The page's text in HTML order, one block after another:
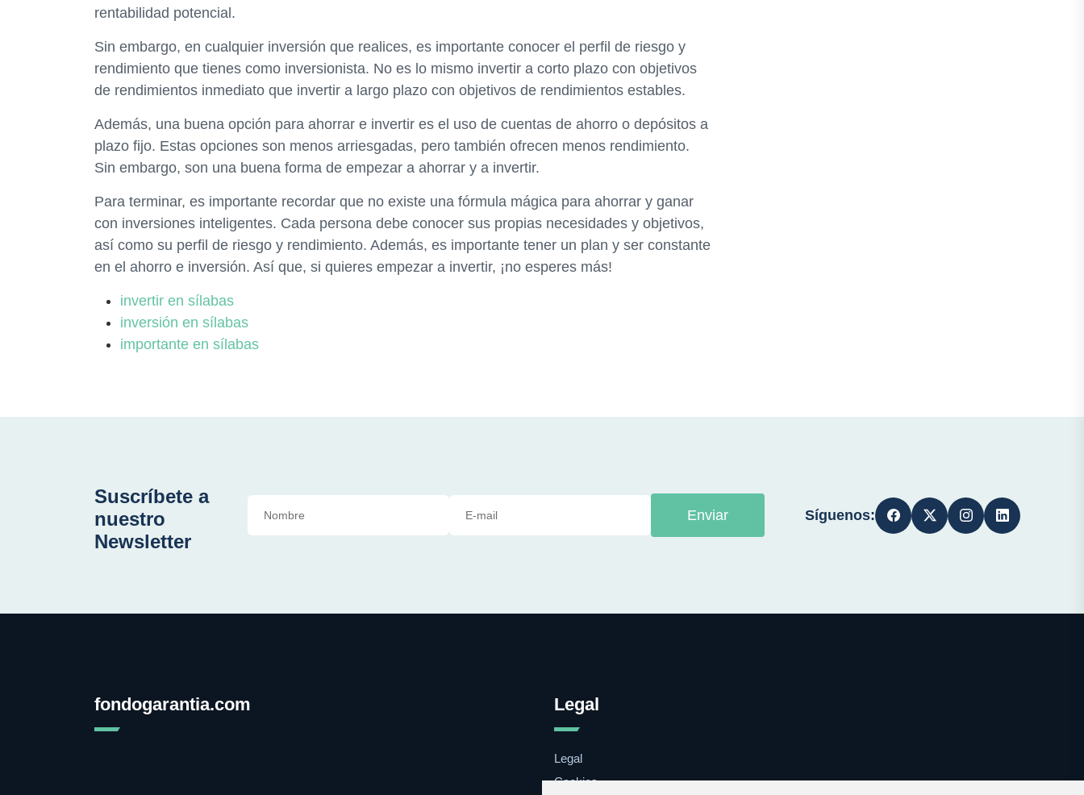
rentabilidad potencial.
Sin embargo, en cualquier inversión que realices, es importante conocer el perfil de riesgo y
rendimiento que tienes como inversionista. No es lo mismo invertir a corto plazo con objetivos
de rendimientos inmediato que invertir a largo plazo con objetivos de rendimientos estables.
Además, una buena opción para ahorrar e invertir es el uso de cuentas de ahorro o depósitos a
plazo fijo. Estas opciones son menos arriesgadas, pero también ofrecen menos rendimiento.
Sin embargo, son una buena forma de empezar a ahorrar y a invertir.
Para terminar, es importante recordar que no existe una fórmula mágica para ahorrar y ganar
con inversiones inteligentes. Cada persona debe conocer sus propias necesidades y objetivos,
así como su perfil de riesgo y rendimiento. Además, es importante tener un plan y ser constante
en el ahorro e inversión. Así que, si quieres empezar a invertir, ¡no esperes más!
invertir en sílabas
inversión en sílabas
importante en sílabas
Suscríbete a
nuestro
Newsletter
Enviar Síguenos:
fondogarantia.com Legal
Legal
Cookies